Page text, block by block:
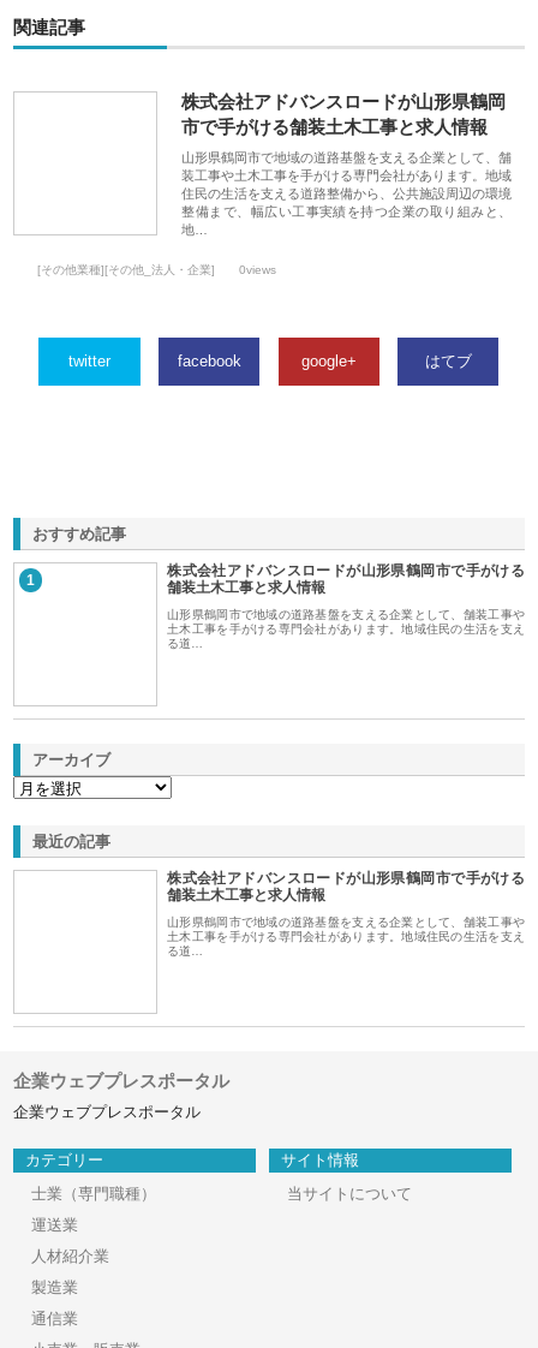
関連記事
株式会社アドバンスロードが山形県鶴岡
市で手がける舗装土木工事と求人情報
山形県鶴岡市で地域の道路基盤を支える企業として、舗
装工事や土木工事を手がける専門会社があります。地域
住民の生活を支える道路整備から、公共施設周辺の環境
整備まで、幅広い工事実績を持つ企業の取り組みと、
地…
[その他業種][その他_法人・企業] 0views
twitter facebook google+ はてブ
おすすめ記事
1
株式会社アドバンスロードが山形県鶴岡市で手がける
舗装土木工事と求人情報
山形県鶴岡市で地域の道路基盤を支える企業として、舗装工事や
土木工事を手がける専門会社があります。地域住民の生活を支え
る道…
アーカイブ
最近の記事
株式会社アドバンスロードが山形県鶴岡市で手がける
舗装土木工事と求人情報
山形県鶴岡市で地域の道路基盤を支える企業として、舗装工事や
土木工事を手がける専門会社があります。地域住民の生活を支え
る道…
企業ウェブプレスポータル
企業ウェブプレスポータル
カテゴリー
士業（専門職種）
運送業
人材紹介業
製造業
通信業
サイト情報
当サイトについて